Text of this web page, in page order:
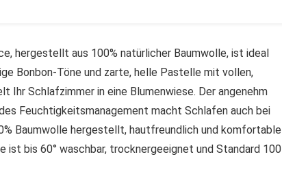
hergestellt aus 100% natürlicher Baumwolle, ist ideal
Bonbon-Töne und zarte, helle Pastelle mit vollen,
Ihr Schlafzimmer in eine Blumenwiese. Der angenehm
Feuchtigkeitsmanagement macht Schlafen auch bei
Baumwolle hergestellt, hautfreundlich und komfortable
ist bis 60° waschbar, trocknergeeignet und Standard 100